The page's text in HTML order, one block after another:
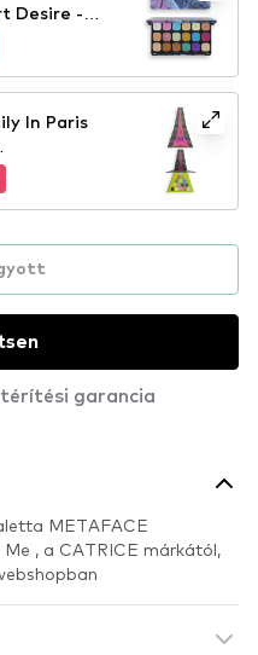
Desire -
In Paris
garancia
METAFACE
, a CATRICE márkától,